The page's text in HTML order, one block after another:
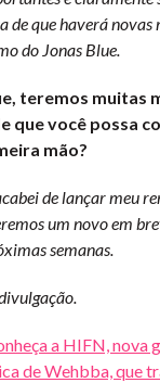
de que haverá novas
do Jonas Blue.
teremos muitas
que você possa
mão?
de lançar meu
um novo em
semanas.
a HIFN, nova
de Wehbba, que